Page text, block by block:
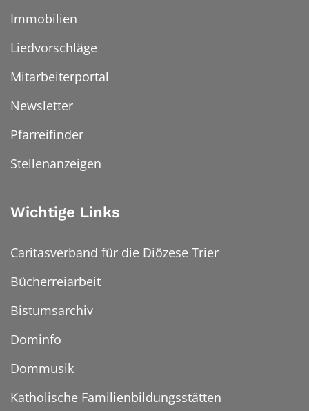
Immobilien
Liedvorschläge
Mitarbeiterportal
Newsletter
Pfarreifinder
Stellenanzeigen
Wichtige Links
Caritasverband für die Diözese Trier
Bücherreiarbeit
Bistumsarchiv
Dominfo
Dommusik
Katholische Familienbildungsstätten